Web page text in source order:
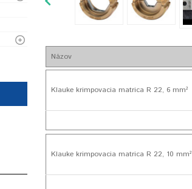
Názov
Klauke krimpovacia matrica R 22, 6 mm²
Klauke krimpovacia matrica R 22, 10 mm²